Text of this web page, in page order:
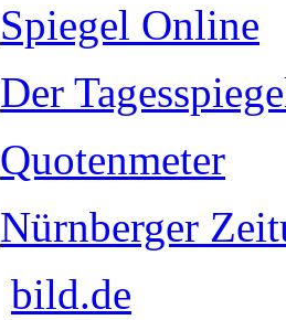
Spiegel Online
Der
Quotenmeter
Nürnberger
bild.de